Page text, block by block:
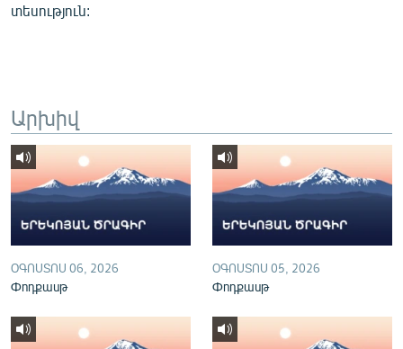
ԲԱՆԱՎԵՃ
Հայերեն
English
Русский
տեսություն:
Արխիվ
ՕԳՈՍՏՈՍ 06, 2026
Փոդքասթ
ՕԳՈՍՏՈՍ 05, 2026
Փոդքասթ